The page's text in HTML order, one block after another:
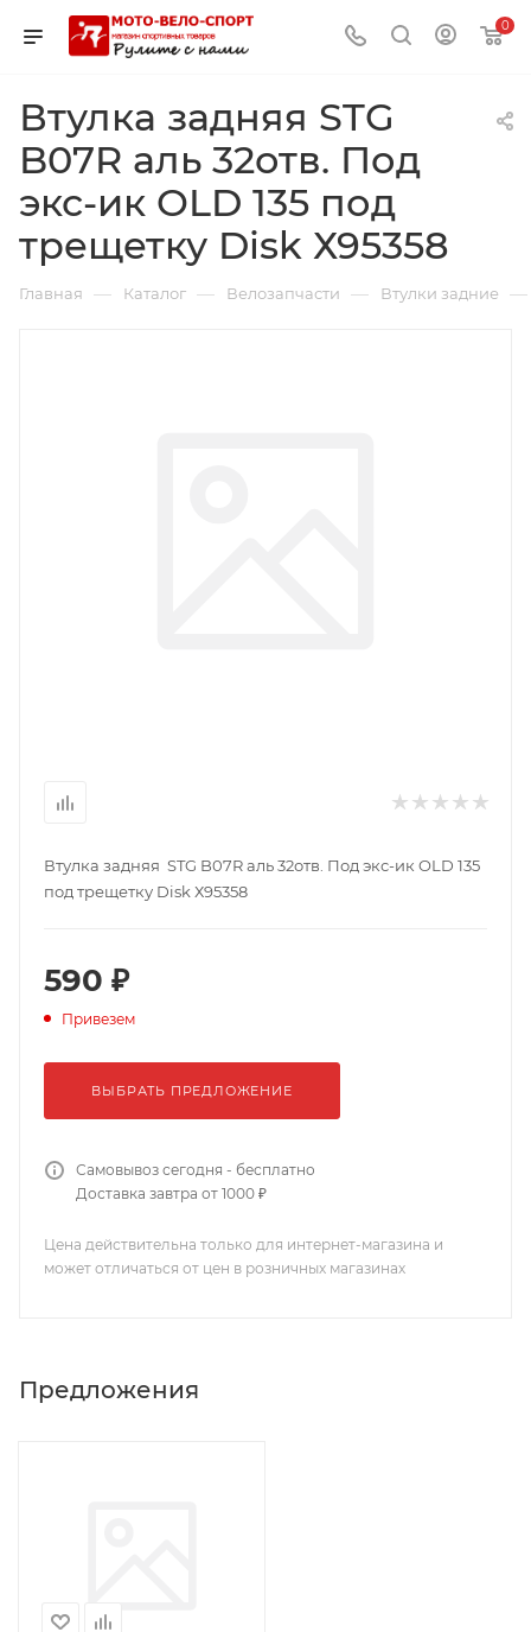
0
Втулка задняя STG
B07R аль 32отв. Под
экс-ик OLD 135 под
трещетку Disk Х95358
Главная — Каталог — Велозапчасти — Втулки задние —
Втулка задняя STG B07R аль 32отв. Под экс-ик OLD 135
под трещетку Disk Х95358
590 ₽
Привезем
ВЫБРАТЬ ПРЕДЛОЖЕНИЕ
Самовывоз сегодня - бесплатно
Доставка завтра от 1000 ₽
Цена действительна только для интернет-магазина и
может отличаться от цен в розничных магазинах
Предложения